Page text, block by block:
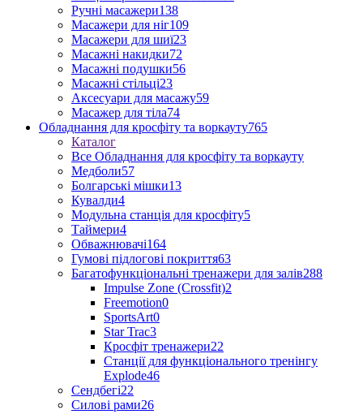
Ручні масажери138
Масажери для ніг109
Масажери для шиї23
Масажні накидки72
Масажні подушки56
Масажні стільці23
Аксесуари для масажу59
Масажер для тіла74
Обладнання для кросфіту та воркауту765
Каталог
Все Обладнання для кросфіту та воркауту
Медболи57
Болгарські мішки13
Кувалди4
Модульна станція для кросфіту5
Таймери4
Обважнювачі164
Гумові підлогові покриття63
Багатофункціональні тренажери для залів288
Impulse Zone (Crossfit)2
Freemotion0
SportsArt0
Star Trac3
Кросфіт тренажери22
Станції для функціонального тренінгу
Explode46
Сендбегі22
Силові рами26